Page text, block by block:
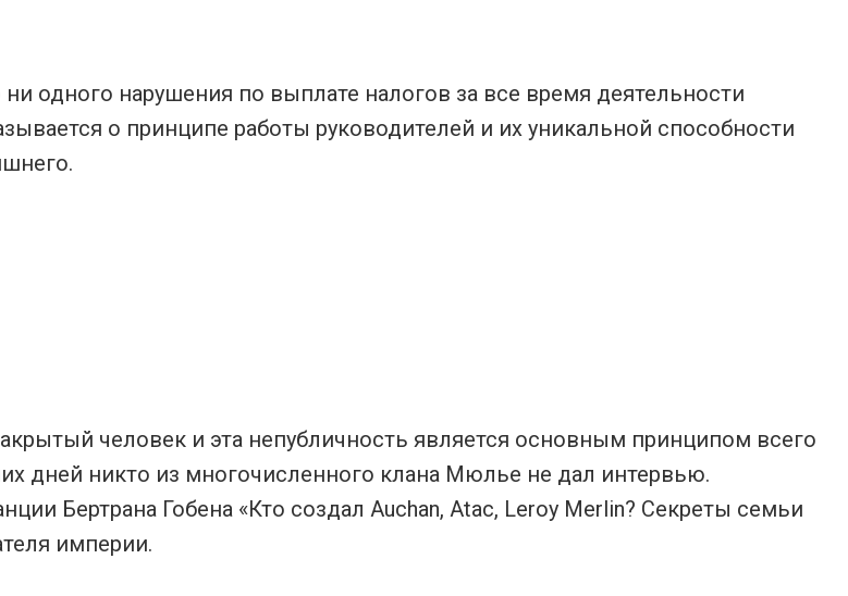
одного нарушения по выплате налогов за все время деятельности
о принципе работы руководителей и их уникальной способности
человек и эта непубличность является основным принципом всего
дней никто из многочисленного клана Мюлье не дал интервью.
Бертрана Гобена «Кто создал Auchan, Atac, Leroy Merlin? Секреты семьи
империи.